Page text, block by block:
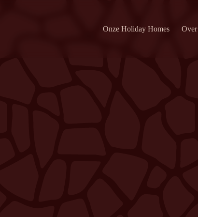
Onze Holiday Homes